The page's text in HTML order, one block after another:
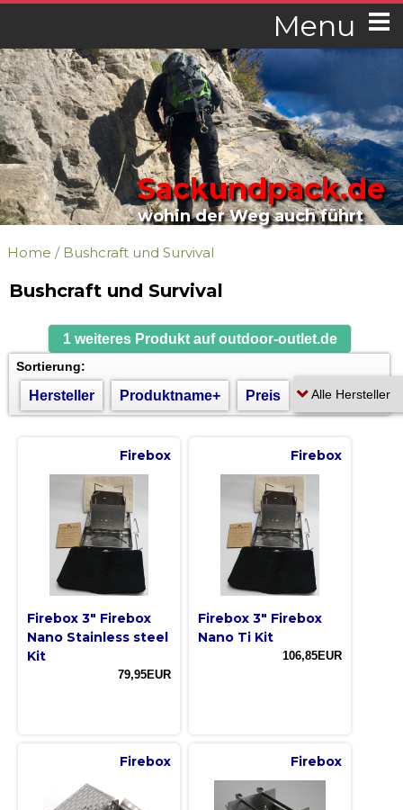
Menu
Sackundpack.de
wohin der Weg auch führt
Home / Bushcraft und Survival
Bushcraft und Survival
1 weiteres Produkt auf outdoor-outlet.de
Sortierung:
Hersteller Produktname+ Preis
Firebox
Firebox 3" Firebox
Nano Stainless steel
Kit
79,95EUR
Firebox
Firebox 3" Firebox
Nano Ti Kit
106,85EUR
Firebox Firebox